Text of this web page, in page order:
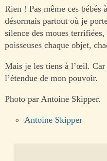
Rien ! Pas même ces
désormais partout où je
silence des moues
poisseuses chaque objet,
Mais je les tiens à l’œil. Car
l’étendue de mon pouvoir.
Photo par Antoine Skipper.
Antoine Skipper